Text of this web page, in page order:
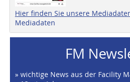
Hier finden Sie unsere
Mediadaten
FM
» wichtige News aus der Facility